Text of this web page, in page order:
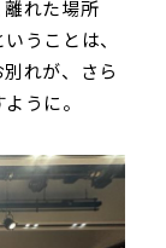
れた場所
うことは、
れが、さら
うに。